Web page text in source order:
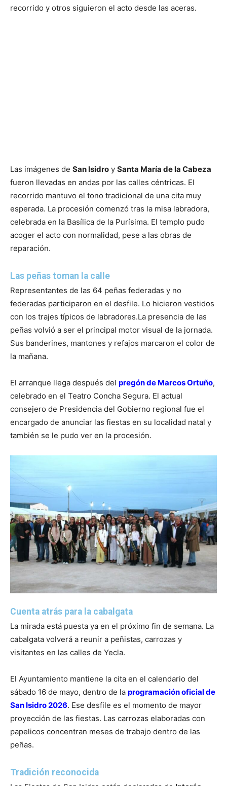
recorrido y otros siguieron el acto desde las aceras.
Las imágenes de San Isidro y Santa María de la Cabeza
fueron llevadas en andas por las calles céntricas. El
recorrido mantuvo el tono tradicional de una cita muy
esperada. La procesión comenzó tras la misa labradora,
celebrada en la Basílica de la Purísima. El templo pudo
acoger el acto con normalidad, pese a las obras de
reparación.
Las peñas toman la calle
Representantes de las 64 peñas federadas y no
federadas participaron en el desfile. Lo hicieron vestidos
con los trajes típicos de labradores.La presencia de las
peñas volvió a ser el principal motor visual de la jornada.
Sus banderines, mantones y refajos marcaron el color de
la mañana.
El arranque llega después del pregón de Marcos Ortuño,
celebrado en el Teatro Concha Segura. El actual
consejero de Presidencia del Gobierno regional fue el
encargado de anunciar las fiestas en su localidad natal y
también se le pudo ver en la procesión.
Cuenta atrás para la cabalgata
La mirada está puesta ya en el próximo fin de semana. La
cabalgata volverá a reunir a peñistas, carrozas y
visitantes en las calles de Yecla.
El Ayuntamiento mantiene la cita en el calendario del
sábado 16 de mayo, dentro de la programación oficial de
San Isidro 2026. Ese desfile es el momento de mayor
proyección de las fiestas. Las carrozas elaboradas con
papelicos concentran meses de trabajo dentro de las
peñas.
Tradición reconocida